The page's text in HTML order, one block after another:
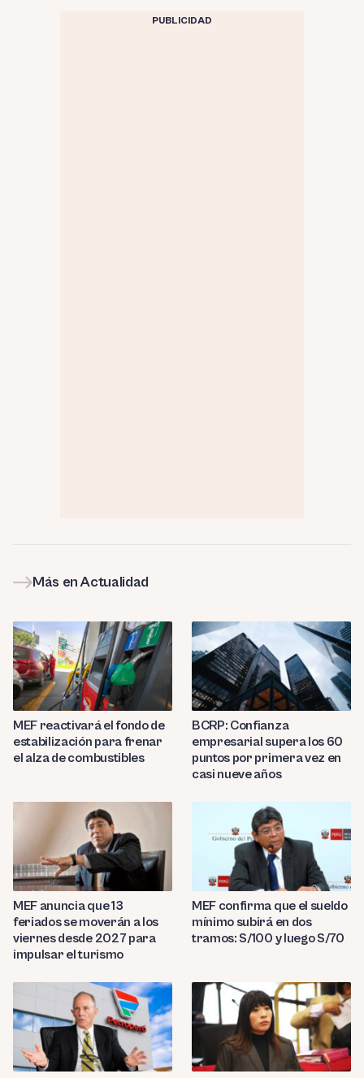
PUBLICIDAD
Más en Actualidad
MEF reactivará el fondo de
estabilización para frenar
el alza de combustibles
BCRP: Confianza
empresarial supera los 60
puntos por primera vez en
casi nueve años
MEF anuncia que 13
feriados se moverán a los
viernes desde 2027 para
impulsar el turismo
MEF confirma que el sueldo
mínimo subirá en dos
tramos: S/100 y luego S/70